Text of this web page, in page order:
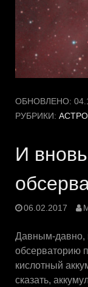
ОБНОВЛЕНО:
РУБРИКИ:
И
06.02.2017
Давным-давно,
обсерваторию
кислотный
сказать,